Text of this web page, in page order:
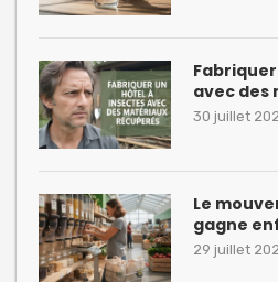
avec des
30 juillet
Le
gagne
29 juillet